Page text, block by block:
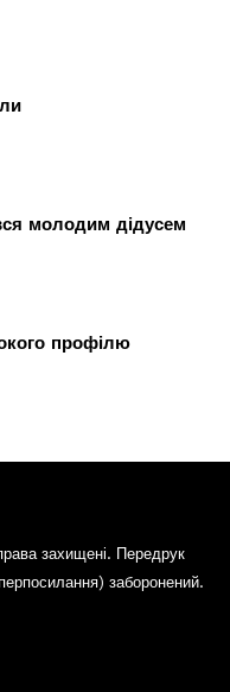
молодим дідусем
профілю
захищені. Передрук
заборонений.